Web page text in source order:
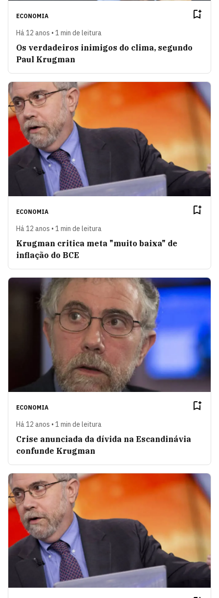
ECONOMIA
Há 12 anos • 1 min de leitura
Os verdadeiros inimigos do clima, segundo
Paul Krugman
ECONOMIA
Há 12 anos • 1 min de leitura
Krugman critica meta "muito baixa" de
inflação do BCE
ECONOMIA
Há 12 anos • 1 min de leitura
Crise anunciada da dívida na Escandinávia
confunde Krugman